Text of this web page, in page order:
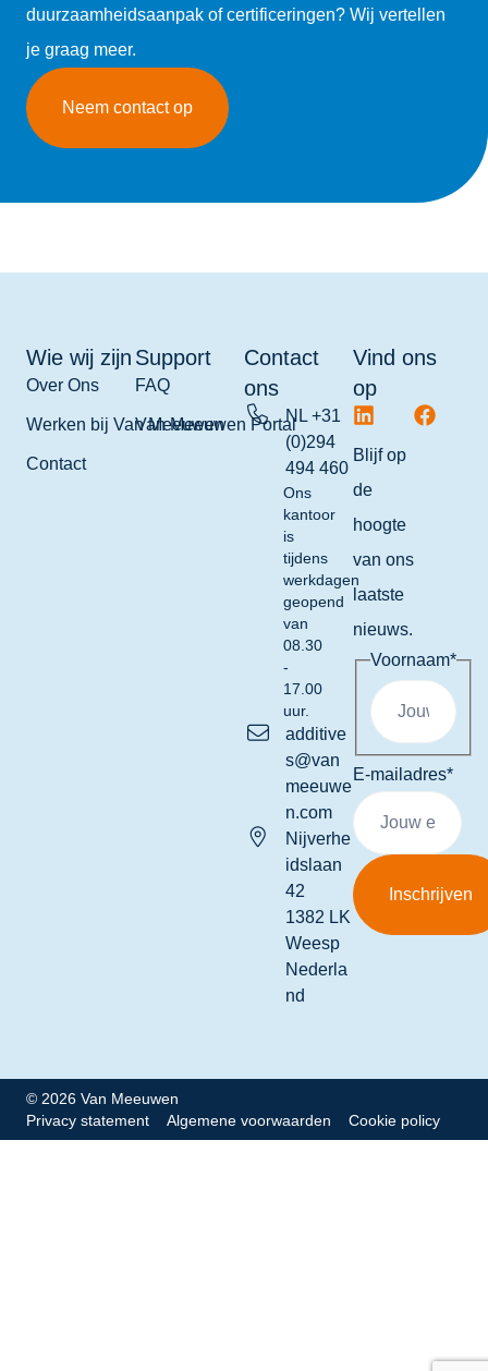
duurzaamheidsaanpak of certificeringen? Wij vertellen
je graag meer.
Neem contact op
Wie wij zijn
Over Ons
Werken bij Van Meeuwen
Contact
Support
FAQ
Van Meeuwen Portal
Contact
ons
NL +31
(0)294
494 460
Ons
kantoor
is
tijdens
werkdagen
geopend
van
08.30
-
17.00
uur.
additive
s@van
meeuwe
n.com
Nijverhe
idslaan
42
1382 LK
Weesp
Nederla
nd
Vind ons
op
Blijf op
de
hoogte
van ons
laatste
nieuws.
Voornaam*
E-mailadres*
© 2026 Van Meeuwen
Privacy statement
Algemene voorwaarden Cookie policy